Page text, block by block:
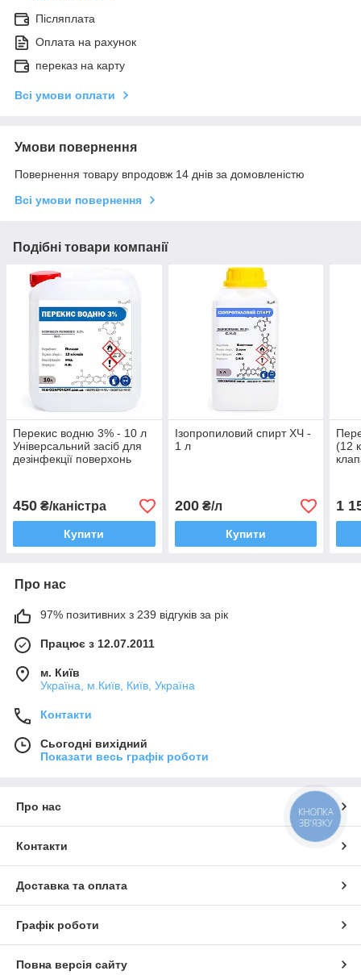
Післяплата
Оплата на рахунок
переказ на карту
Всі умови оплати
Умови повернення
Повернення товару впродовж 14 днів за домовленістю
Всі умови повернення
Подібні товари компанії
Перекис водню 3% - 10 л
Універсальний засіб для
дезінфекції поверхонь
450 ₴/каністра
Купити
Ізопропиловий спирт ХЧ -
1 л
200₴/л
Купити
(12
1
Про нас
97% позитивних з 239 відгуків за рік
Працює з 12.07.2011
м. Київ
Україна, м.Київ, Київ, Україна
Контакти
Сьогодні вихідний
Показати весь графік роботи
Про нас
Контакти
Доставка та оплата
Графік роботи
Повна версія сайту
КНОПКА
ЗВ'ЯЗКУ